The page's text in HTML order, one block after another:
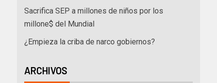
Sacrifica SEP a millones de niños por los
millone$ del Mundial
¿Empieza la criba de narco gobiernos?
ARCHIVOS